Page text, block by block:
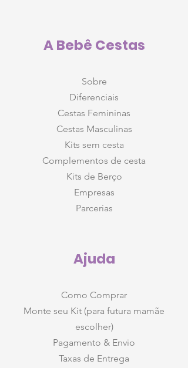
A Bebê Cestas
Sobre
Diferenciais
Cestas Femininas
Cestas Masculinas
Kits sem cesta
Complementos de cesta
Kits de Berço
Empresas
Parcerias
Ajuda
Como Comprar
Monte seu Kit (para futura mamãe
escolher)
Pagamento & Envio
Taxas de Entrega